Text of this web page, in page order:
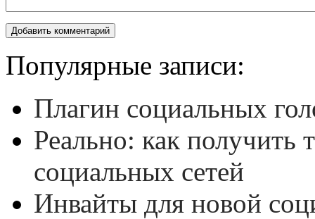
Популярные записи:
Плагин социальных
Реально: как получить
социальных сетей
Инвайты для новой